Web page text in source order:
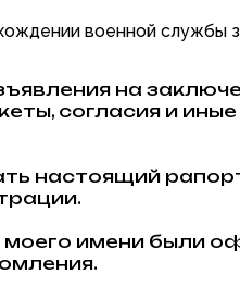
военной службы
на
согласия и
настоящий
моего имени были